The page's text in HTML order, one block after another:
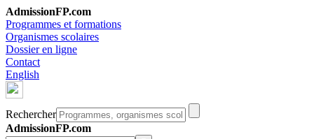
AdmissionFP.com
Programmes et formations
Organismes scolaires
Dossier en ligne
Contact
English
Rechercher
AdmissionFP.com